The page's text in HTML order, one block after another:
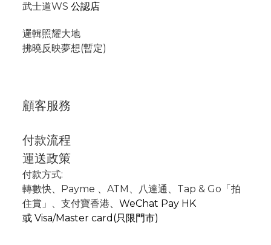
武士道WS 公認店
邏輯照耀大地
拂曉反映夢想(暫定)
顧客服務
付款流程
運送政策
付款方式:
轉數快、Payme 、 ATM 、
八達通、Tap & Go「拍
住賞」 、支付寶香港、 WeChat Pay HK
或 Visa/Master card(只限門市)